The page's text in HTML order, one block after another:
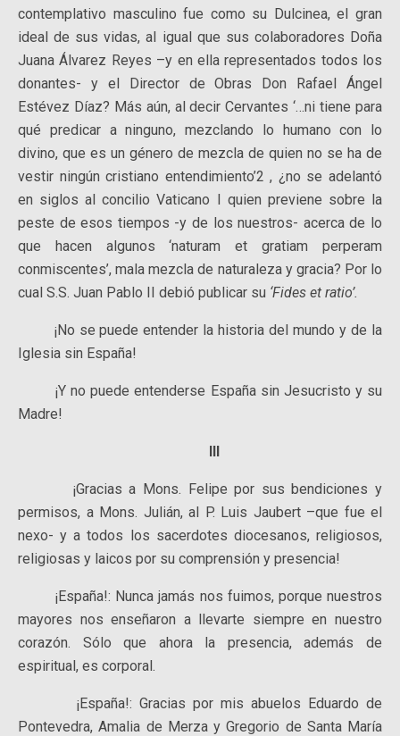
contemplativo masculino fue como su Dulcinea, el gran
ideal de sus vidas, al igual que sus colaboradores Doña
Juana Álvarez Reyes –y en ella representados todos los
donantes- y el Director de Obras Don Rafael Ángel
Estévez Díaz? Más aún, al decir Cervantes ‘…ni tiene para
qué predicar a ninguno, mezclando lo humano con lo
divino, que es un género de mezcla de quien no se ha de
vestir ningún cristiano entendimiento’2 , ¿no se adelantó
en siglos al concilio Vaticano I quien previene sobre la
peste de esos tiempos -y de los nuestros- acerca de lo
que hacen algunos ‘naturam et gratiam perperam
conmiscentes’, mala mezcla de naturaleza y gracia? Por lo
cual S.S. Juan Pablo II debió publicar su ‘Fides et ratio’.
¡No se puede entender la historia del mundo y de la
Iglesia sin España!
¡Y no puede entenderse España sin Jesucristo y su
Madre!
III
¡Gracias a Mons. Felipe por sus bendiciones y
permisos, a Mons. Julián, al P. Luis Jaubert –que fue el
nexo- y a todos los sacerdotes diocesanos, religiosos,
religiosas y laicos por su comprensión y presencia!
¡España!: Nunca jamás nos fuimos, porque nuestros
mayores nos enseñaron a llevarte siempre en nuestro
corazón. Sólo que ahora la presencia, además de
espiritual, es corporal.
¡España!: Gracias por mis abuelos Eduardo de
Pontevedra, Amalia de Merza y Gregorio de Santa María